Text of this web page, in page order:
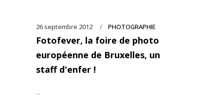
26 septembre 2012 PHOTOGRAPHIE
Fotofever, la foire de photo
européenne de Bruxelles, un
staff d'enfer !
...